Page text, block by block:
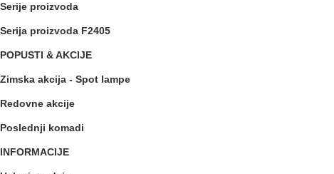
Serije proizvoda
Serija proizvoda F2405
POPUSTI & AKCIJE
Zimska akcija - Spot lampe
Redovne akcije
Poslednji komadi
INFORMACIJE